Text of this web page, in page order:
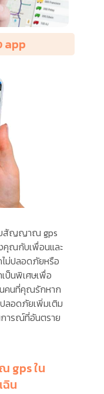
app
บสัญญาณ gps
คุณกับเพื่อนและ
ม่ปลอดภัยหรือ
ป็นพิเศษเพื่อ
คนที่คุณรักหาก
ลอดภัยเพิ่มเติม
การณ์ที่อันตราย
gps ใน
น